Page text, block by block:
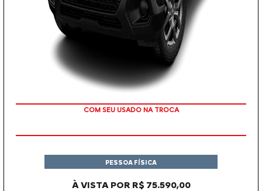
COM SEU USADO NA TROCA
À VISTA POR R$ 75.590,00
PESSOA FÍSICA